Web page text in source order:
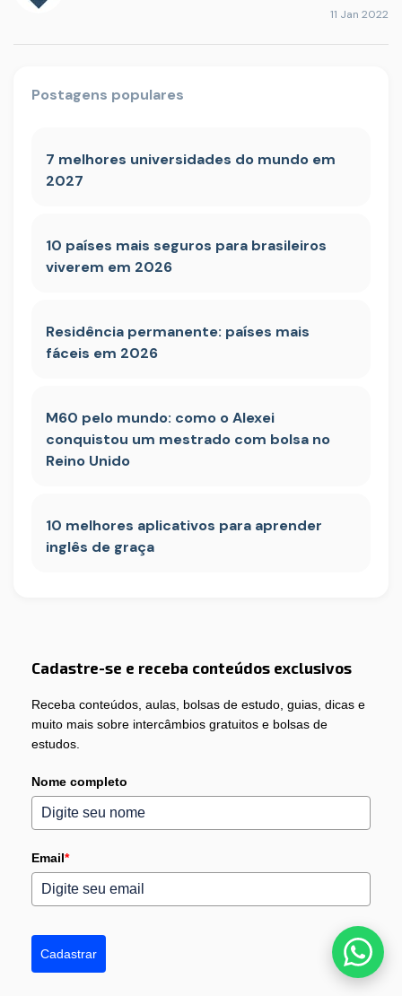
11 Jan 2022
Postagens populares
7 melhores universidades do mundo em
2027
10 países mais seguros para brasileiros
viverem em 2026
Residência permanente: países mais
fáceis em 2026
M60 pelo mundo: como o Alexei
conquistou um mestrado com bolsa no
Reino Unido
10 melhores aplicativos para aprender
inglês de graça
Cadastre-se e receba conteúdos exclusivos
Receba conteúdos, aulas, bolsas de estudo, guias, dicas e
muito mais sobre intercâmbios gratuitos e bolsas de
estudos.
Nome completo
Email*
Cadastrar